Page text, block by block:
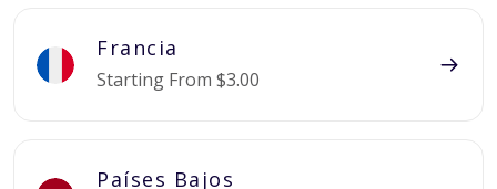
Francia
Starting From $3.00
Países Bajos